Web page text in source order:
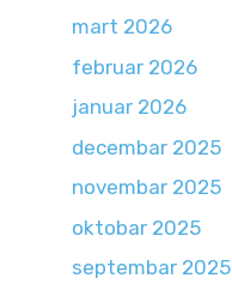
mart 2026
februar 2026
januar 2026
decembar 2025
novembar 2025
oktobar 2025
septembar 2025